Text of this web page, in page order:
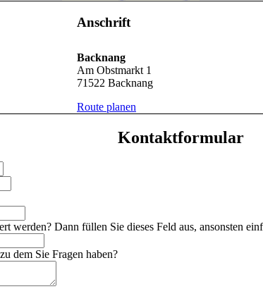
Anschrift
Backnang
Am Obstmarkt 1
71522 Backnang
Route planen
Kontaktformular
werden? Dann füllen Sie dieses Feld aus, ansonsten
dem Sie Fragen haben?